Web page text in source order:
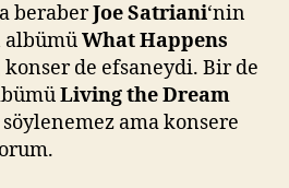
beraberJoe Satriani‘nin
albümüWhat Happens
de efsaneydi. Bir de
Living the Dream
söylenemez ama konsere